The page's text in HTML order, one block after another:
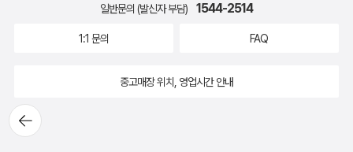
뒤로가
기
일반문의 (발신자 부담) 1544-2514
1:1 문의 FAQ
중고매장 위치, 영업시간 안내